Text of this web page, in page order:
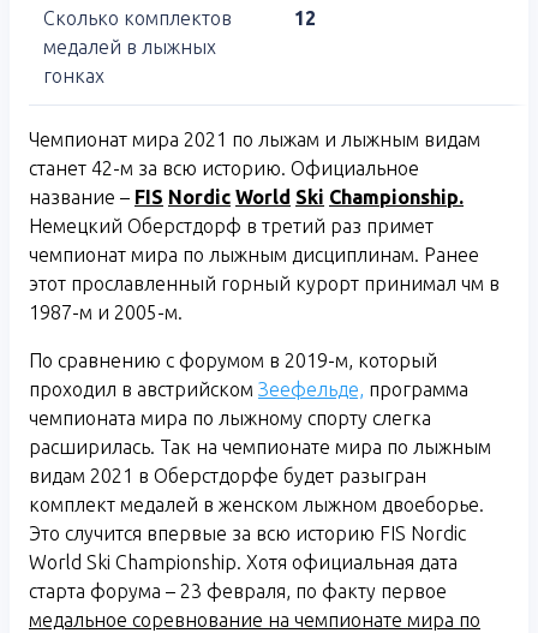
Сколько комплектов
медалей в лыжных
гонках
12
Чемпионат мира 2021 по лыжам и лыжным видам
станет 42-м за всю историю. Официальное
название – FIS Nordic World Ski Championship.
Немецкий Оберстдорф в третий раз примет
чемпионат мира по лыжным дисциплинам. Ранее
этот прославленный горный курорт принимал чм в
1987-м и 2005-м.
По сравнению с форумом в 2019-м, который
проходил в австрийском Зеефельде, программа
чемпионата мира по лыжному спорту слегка
расширилась. Так на чемпионате мира по лыжным
видам 2021 в Оберстдорфе будет разыгран
комплект медалей в женском лыжном двоеборье.
Это случится впервые за всю историю FIS Nordic
World Ski Championship. Хотя официальная дата
старта форума – 23 февраля, по факту первое
медальное соревнование на чемпионате мира по